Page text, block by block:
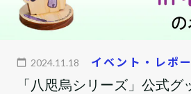
2024.11.18 イベント・レポ
「八咫烏シリーズ」公式グ